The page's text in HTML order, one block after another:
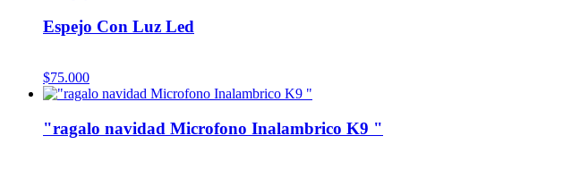
Espejo Con Luz Led
$75.000
"ragalo navidad Microfono Inalambrico K9 "